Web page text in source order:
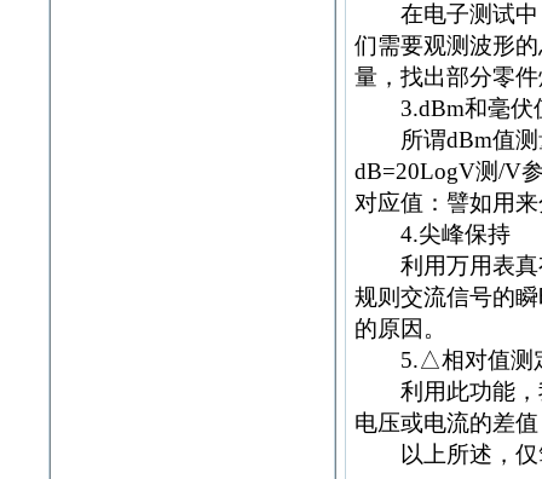
在电子测试中
们需要观测波形
量，找出部分零
3.dBm和毫伏
所谓dBm值测
dB=20LogV测/V
对应值：譬如用
4.尖峰保持
利用万用表真
规则交流信号的
的原因。
5.△相对值测
利用此功能，
电压或电流的差
以上所述，仅